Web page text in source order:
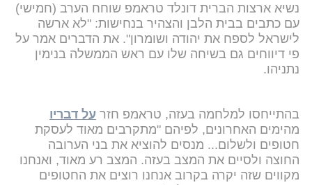
נשיא ארצות הברית דונלד טראמפ שוחח הערב (חמישי)
עם כתבים בבית הלבן והצהיר בנחישות: "לא ארשה
לישראל לספח את יהודה ושומרון". את הדברים אמר על
פי דיווחים גם בשיחה שלו עם ראש הממשלה בנימין
נתניהו.
בהתייחסו למלחמה בעזה, טראמפ חזר על דבריו
מהימים האחרונים, לפיהם "מתקרבים מאוד לעסקת
חטופים ולשלום... מנסים להוציא את בני הערובה
החוצה ולסיים את המצב בעזה. המצב רע מאוד, ואנחנו
מקווים שזה יקרה בקרוב אנחנו רוצים את החטופים